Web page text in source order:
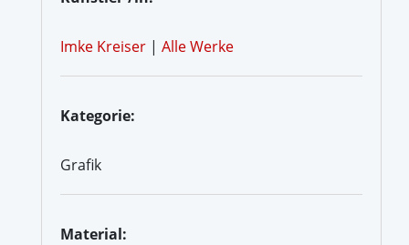
Imke Kreiser | Alle Werke
Kategorie:
Grafik
Material: